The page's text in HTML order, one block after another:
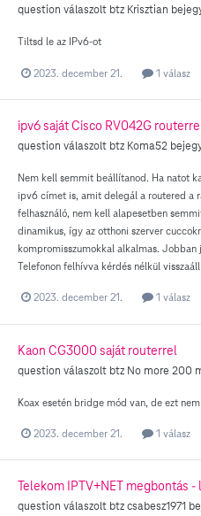
question válaszolt btz Krisztian
Tiltsd le az IPv6-ot
2023. december 21. 1 válasz
ipv6 saját Cisco RV042G
question válaszolt btz Koma52
Nem kell semmit beállítanod. Ha natot
ipv6 címet is, amit delegál a routered a
felhasználó, nem kell alapesetben
dinamikus, így az otthoni szerver
kompromisszumokkal alkalmas. Jobban
Telefonon felhívva kérdés nélkül
2023. december 21. 1 válasz
Kaon CG3000 saját routerrel
question válaszolt btz No more 200
Koax esetén bridge mód van, de ezt
2023. december 21. 1 válasz
Telekom IPTV+NET megbontás
question válaszolt btzcsabesz1971